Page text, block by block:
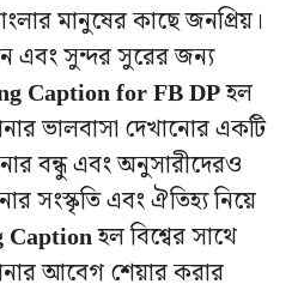
মানুষের কাছে জনপ্রিয়।
এবং সুন্দর সুরের জন্য
Caption for FB DPহল
ভালবাসা দেখানোর একটি
বন্ধু এবং অনুসারীদেরও
সংস্কৃতি এবং ঐতিহ্য নিয়ে
Captionহল বিশ্বের সাথে
আবেগ শেয়ার করার